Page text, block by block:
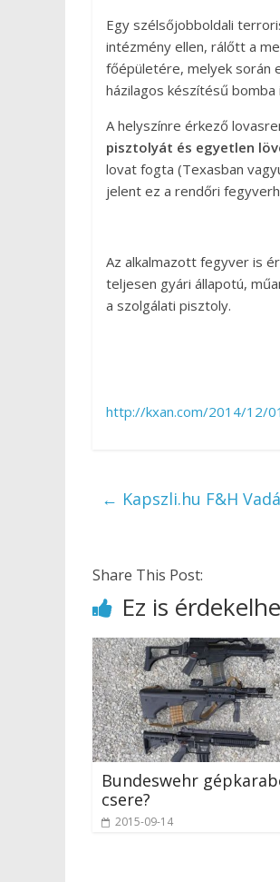
Egy szélsőjobboldali
intézmény ellen, rálőtt a
főépületére, melyek során
házilagos készítésű
A helyszínre érkező
pisztolyát és egyetlen
lovat fogta (Texasban
jelent ez a rendőri
Az alkalmazott fegyver is
teljesen gyári állapotú,
a szolgálati pisztoly.
http://kxan.com/2014/12/
← Kapszli.hu F&H
Share This Post:
Ez is
Bundeswehr
csere?
2015-09-14